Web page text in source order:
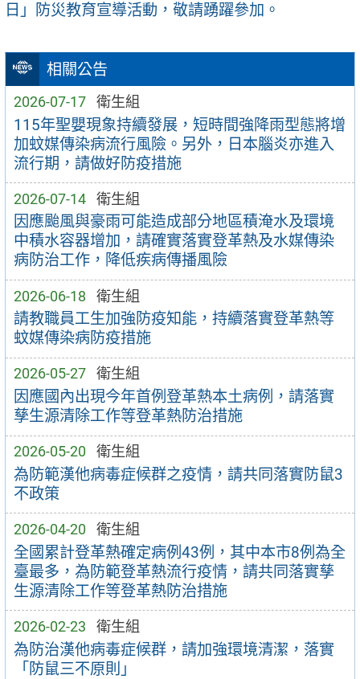
相關公告
2026-07-17 衛生組
115年聖嬰現象持續發展，短時間強降雨型態將增
加蚊媒傳染病流行風險。另外，日本腦炎亦進入
流行期，請做好防疫措施
2026-07-14 衛生組
因應颱風與豪雨可能造成部分地區積淹水及環境
中積水容器增加，請確實落實登革熱及水媒傳染
病防治工作，降低疾病傳播風險
2026-06-18 衛生組
請教職員工生加強防疫知能，持續落實登革熱等
蚊媒傳染病防疫措施
2026-05-27 衛生組
因應國內出現今年首例登革熱本土病例，請落實
孳生源清除工作等登革熱防治措施
2026-05-20 衛生組
為防範漢他病毒症候群之疫情，請共同落實防鼠3
不政策
2026-04-20 衛生組
全國累計登革熱確定病例43例，其中本市8例為全
臺最多，為防範登革熱流行疫情，請共同落實孳
生源清除工作等登革熱防治措施
2026-02-23 衛生組
為防治漢他病毒症候群，請加強環境清潔，落實
「防鼠三不原則」
日」防災教育宣導活動，敬請踴躍參加。